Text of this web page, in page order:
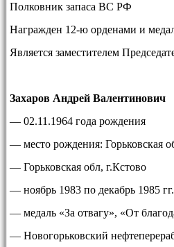
Полковник запаса ВС РФ
Награжден 12-ю орденами и
Является заместителем
Захаров Андрей Валентинович
— 02.11.1964 года рождения
— место рождения: Горьковская
— Горьковская обл, г.Кстово
— ноябрь 1983 по декабрь 1985 гг.
— медаль «За отвагу», «От
— Новогорьковский